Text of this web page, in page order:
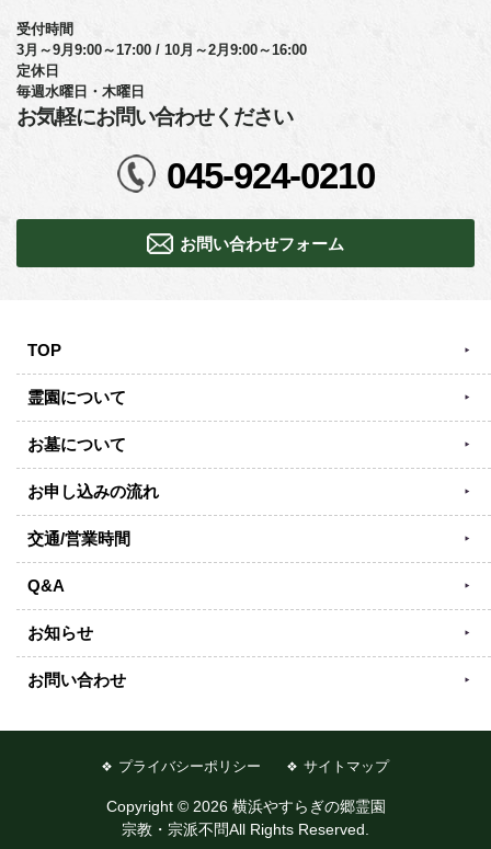
受付時間
3月～9月9:00～17:00 / 10月～2月9:00～16:00
定休日
毎週水曜日・木曜日
お気軽にお問い合わせください
045-924-0210
お問い合わせフォーム
TOP
霊園について
お墓について
お申し込みの流れ
交通/営業時間
Q&A
お知らせ
お問い合わせ
プライバシーポリシー サイトマップ
Copyright © 2026 横浜やすらぎの郷霊園
宗教・宗派不問All Rights Reserved.